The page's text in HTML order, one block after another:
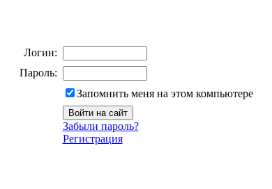
Логин:
Пароль:
Запомнить меня на этом компьютере
Забыли пароль?
Регистрация